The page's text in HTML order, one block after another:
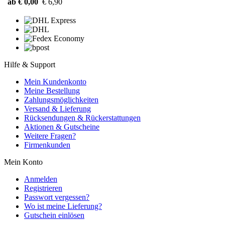
Hilfe & Support
Mein Kundenkonto
Meine Bestellung
Zahlungsmöglichkeiten
Versand & Lieferung
Rücksendungen & Rückerstattungen
Aktionen & Gutscheine
Weitere Fragen?
Firmenkunden
Mein Konto
Anmelden
Registrieren
Passwort vergessen?
Wo ist meine Lieferung?
Gutschein einlösen